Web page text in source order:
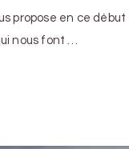
propose en ce début
nous font …